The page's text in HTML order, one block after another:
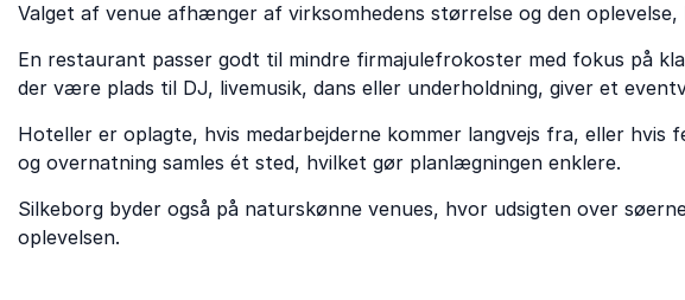
Valget af venue afhænger af virksomhedens størrelse og den oplevelse,
En restaurant passer godt til mindre firmajulefrokoster med fokus på
der være plads til DJ, livemusik, dans eller underholdning, giver et
Hoteller er oplagte, hvis medarbejderne kommer langvejs fra, eller hvis
og overnatning samles ét sted, hvilket gør planlægningen enklere.
Silkeborg byder også på naturskønne venues, hvor udsigten over
oplevelsen.